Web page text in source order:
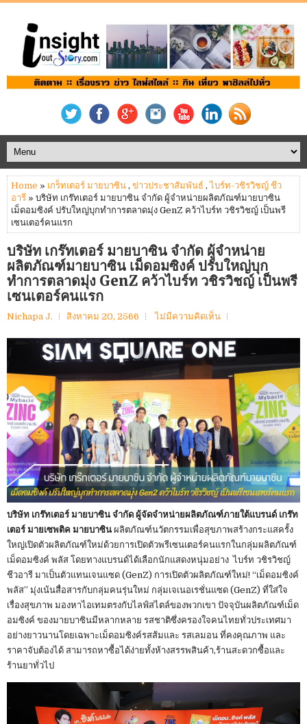
Home » เกร็ทเตอร์ มายบาซิน , ข่าวประชาสัมพันธ์ ,ไบร์ท-วชิรวิชญ์ ชีว
อารี » บริษัท เกร๊ทเตอร์ มายบาซิน จำกัด ผู้จำหน่ายผลิตภัณฑ์มายบาซิน
เม็ดอมซิงค์ ปรับใหญ่บุกทำการตลาดมุ่ง GenZ คว้าไบร์ท วชิรวิชญ์ เป็นพรี
เซนเตอร์คนแรก
บริษัท เกร๊ทเตอร์ มายบาซิน จำกัด ผู้จำหน่าย
ผลิตภัณฑ์มายบาซิน เม็ดอมซิงค์ ปรับใหญ่บุก
ทำการตลาดมุ่ง GenZ คว้าไบร์ท วชิรวิชญ์ เป็นพรี
เซนเตอร์คนแรก
Nichapa J. สิงหาคม 20, 2566 ไม่มีความคิดเห็น
บริษัท เกร๊ทเตอร์ มายบาซิน จำกัด ผู้จัดจำหน่ายผลิตภัณฑ์ภายใต้แบรนด์ เกร๊ท
เตอร์ มายเซพติค มายบาซิน ผลิตภัณฑ์นวัตกรรมเพื่อสุขภาพสร้างกระแสครั้ง
ใหญ่เปิดตัวผลิตภัณฑ์ใหม่ด้วยการเปิดตัวพรีเซนเตอร์คนแรกในกลุ่มผลิตภัณฑ์
เม็ดอมซิงค์ พลัส โดยทางแบรนด์ได้เลือกนักแสดงหนุ่มอย่าง ไบร์ท วชิรวิชญ์
ชีวอารี มาเป็นตัวแทนเจนแซด (GenZ) การเปิดตัวผลิตภัณฑ์ใหม่! “เม็ดอมซิงค์
พลัส” มุ่งเน้นสื่อสารกับกลุ่มคนรุ่นใหม่ กลุ่มเจเนอเรชั่นแซด (GenZ) ที่ใส่ใจ
เรื่องสุขภาพ มองหาไอเทมตรงกับไลฟ์สไตล์ของพวกเขา ปัจจุบันผลิตภัณฑ์เม็ด
อมซิงค์ ของมายบาซินมีหลากหลาย รสชาติซึ่งครองใจคนไทยทั่วประเทศมา
อย่างยาวนานโดยเฉพาะเม็ดอมซิงค์รสส้มและ รสเลมอน ที่คงคุณภาพ และ
ราคาจับต้องได้ สามารถหาซื้อได้ง่ายทั้งห้างสรรพสินค้า,ร้านสะดวกซื้อและ
ร้านยาทั่วไป